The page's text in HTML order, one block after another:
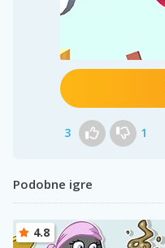
3 1
Podobne igre
4.8